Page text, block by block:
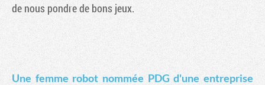
de nous pondre de bons jeux.
Une femme robot nommée PDG d'une entreprise